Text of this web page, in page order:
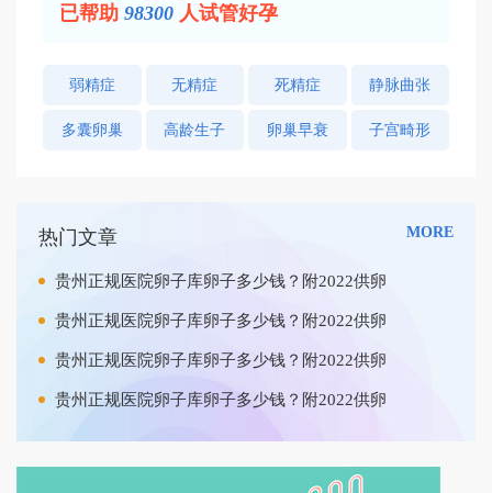
已帮助 98300 人试管好孕
弱精症 无精症 死精症 静脉曲张
多囊卵巢 高龄生子 卵巢早衰 子宫畸形
热门文章 MORE
贵州正规医院卵子库卵子多少钱？附2022供卵
贵州正规医院卵子库卵子多少钱？附2022供卵
贵州正规医院卵子库卵子多少钱？附2022供卵
贵州正规医院卵子库卵子多少钱？附2022供卵